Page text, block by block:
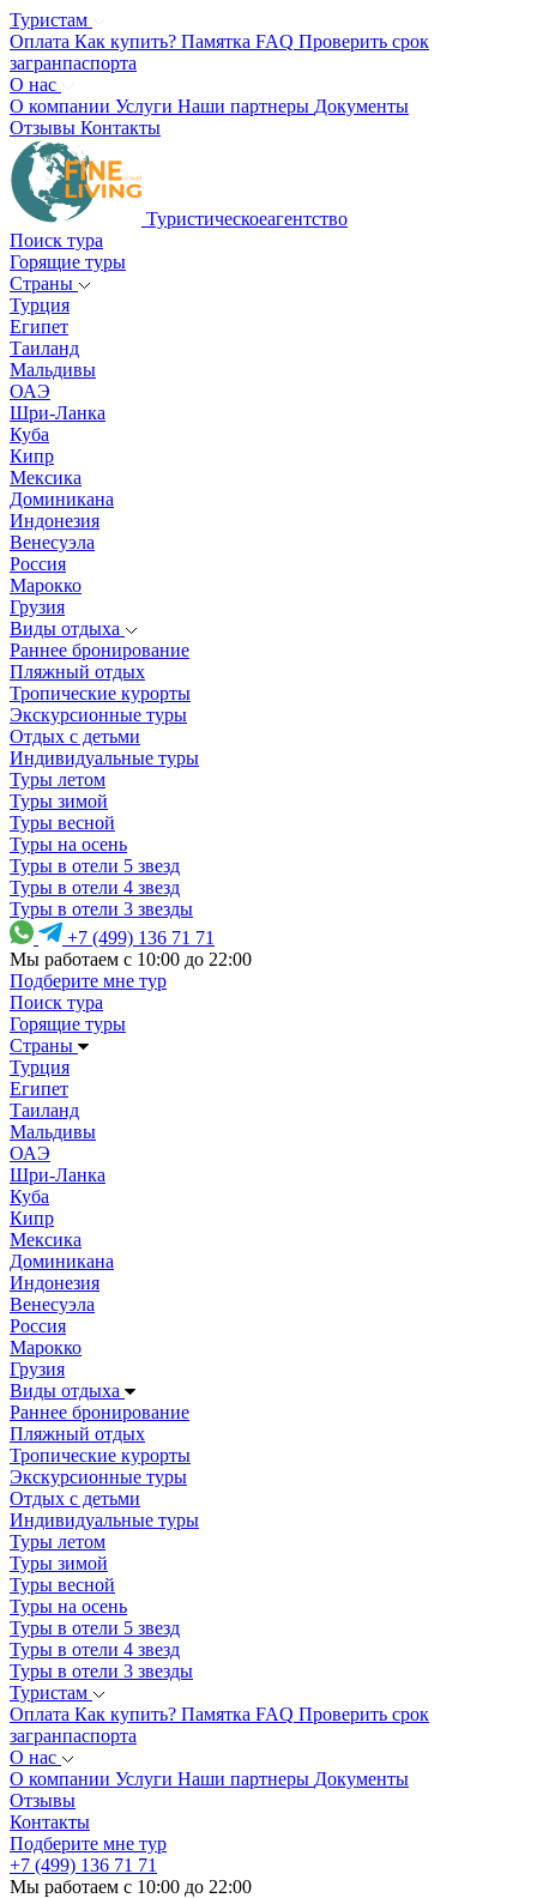
Туристам
Оплата Как купить? Памятка FAQ Проверить срок
загранпаспорта
О нас
О компании Услуги Наши партнеры Документы
Отзывы Контакты
Туристическоеагентство
Поиск тура
Горящие туры
Страны
Турция
Египет
Таиланд
Мальдивы
ОАЭ
Шри-Ланка
Куба
Кипр
Мексика
Доминикана
Индонезия
Венесуэла
Россия
Марокко
Грузия
Виды отдыха
Раннее бронирование
Пляжный отдых
Тропические курорты
Экскурсионные туры
Отдых с детьми
Индивидуальные туры
Туры летом
Туры зимой
Туры весной
Туры на осень
Туры в отели 5 звезд
Туры в отели 4 звезд
Туры в отели 3 звезды
+7 (499) 136 71 71
Мы работаем с 10:00 до 22:00
Подберите мне тур
Поиск тура
Горящие туры
Страны
Турция
Египет
Таиланд
Мальдивы
ОАЭ
Шри-Ланка
Куба
Кипр
Мексика
Доминикана
Индонезия
Венесуэла
Россия
Марокко
Грузия
Виды отдыха
Раннее бронирование
Пляжный отдых
Тропические курорты
Экскурсионные туры
Отдых с детьми
Индивидуальные туры
Туры летом
Туры зимой
Туры весной
Туры на осень
Туры в отели 5 звезд
Туры в отели 4 звезд
Туры в отели 3 звезды
Туристам
Оплата Как купить? Памятка FAQ Проверить срок
загранпаспорта
О нас
О компании Услуги Наши партнеры Документы
Отзывы
Контакты
Подберите мне тур
+7 (499) 136 71 71
Мы работаем с 10:00 до 22:00